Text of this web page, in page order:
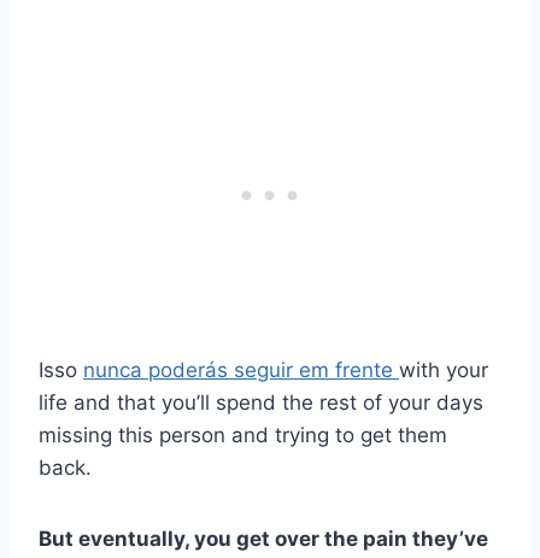
Isso nunca poderás seguir em frente with your
life and that you’ll spend the rest of your days
missing this person and trying to get them
back.
But eventually, you get over the pain they’ve